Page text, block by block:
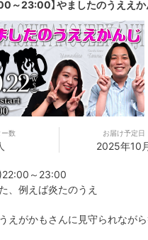
～23:00】やましたのうええか
数 お届け予定日
2025年10
～23:00
、例えば炎たのうえ
えがかもさんに見守られなが